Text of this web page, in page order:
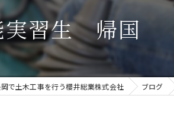
未経験
学歴不問
外構工事
実習生 帰国
で土木工事を行う櫻井総業株式会社 ブログ